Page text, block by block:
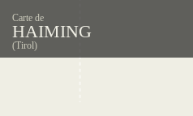
Carte de
HAIMING
(Tirol)